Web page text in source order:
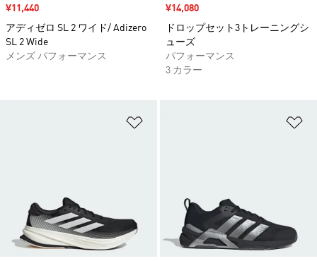
セール価格
¥11,440
アディゼロ SL 2 ワイド/ Adizero
SL 2 Wide
メンズ パフォーマンス
セール価格
¥14,080
ドロップセット3トレーニングシ
ューズ
パフォーマンス
3 カラー